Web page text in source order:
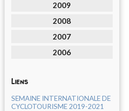
2009
2008
2007
2006
Liens
SEMAINE INTERNATIONALE DE
CYCLOTOURISME 2019-2021